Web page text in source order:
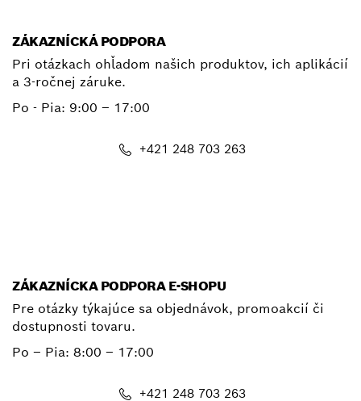
ZÁKAZNÍCKÁ PODPORA
Pri otázkach ohľadom našich produktov, ich aplikácií
a 3-ročnej záruke.
Po - Pia: 9:00 – 17:00
+421 248 703 263
ZÁKAZNÍCKA PODPORA E-SHOPU
Pre otázky týkajúce sa objednávok, promoakcií či
dostupnosti tovaru.
Po – Pia: 8:00 – 17:00
+421 248 703 263